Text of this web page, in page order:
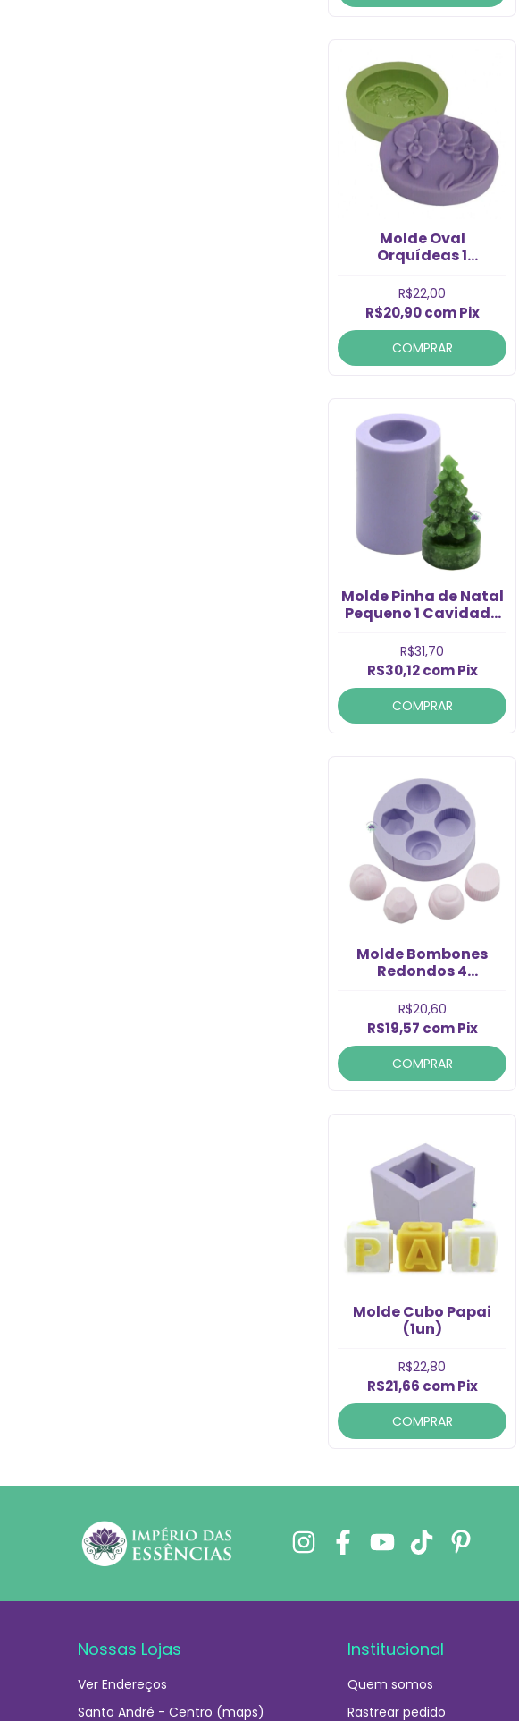
Molde Oval
Orquídeas 1
R$22,00
R$20,90com Pix
COMPRAR
Molde Pinha de Natal
Pequeno 1 Cavidade
R$31,70
R$30,12com Pix
COMPRAR
Molde Bombones
Redondos 4
R$20,60
R$19,57 com Pix
COMPRAR
Molde Cubo Papai
(1un)
R$22,80
R$21,66 com Pix
COMPRAR
Nossas Lojas
Ver Endereços
Santo André - Centro (maps)
Institucional
Quem somos
Rastrear pedido